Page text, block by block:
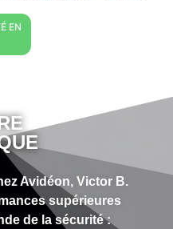
EN
Avidéon, Victor B.
supérieures
de la sécurité :